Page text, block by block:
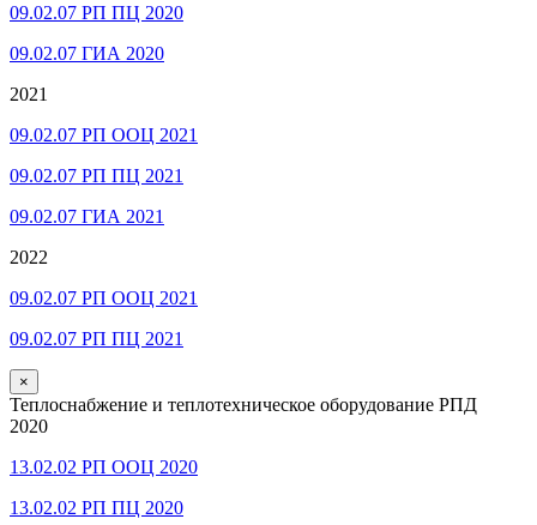
09.02.07 РП ПЦ 2020
09.02.07 ГИА 2020
2021
09.02.07 РП ООЦ 2021
09.02.07 РП ПЦ 2021
09.02.07 ГИА 2021
2022
09.02.07 РП ООЦ 2021
09.02.07 РП ПЦ 2021
×
Теплоснабжение и теплотехническое оборудование РПД
2020
13.02.02 РП ООЦ 2020
13.02.02 РП ПЦ 2020